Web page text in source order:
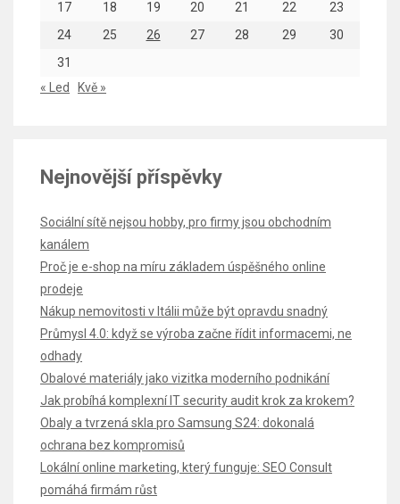
17
18 19 20 21 22
23
24
25 26 27 28 29
30
31
« Led
Kvě »
Nejnovější příspěvky
Sociální sítě nejsou hobby, pro firmy jsou obchodním
kanálem
Proč je e-shop na míru základem úspěšného online
prodeje
Nákup nemovitosti v Itálii může být opravdu snadný
Průmysl 4.0: když se výroba začne řídit informacemi, ne
odhady
Obalové materiály jako vizitka moderního podnikání
Jak probíhá komplexní IT security audit krok za krokem?
Obaly a tvrzená skla pro Samsung S24: dokonalá
ochrana bez kompromisů
Lokální online marketing, který funguje: SEO Consult
pomáhá firmám růst